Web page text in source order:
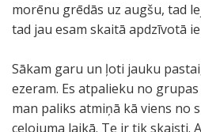
morēnu grēdās uz augšu, tad
tad jau esam skaitā apdzīvotā
Sākam garu un ļoti jauku
ezeram. Es atpalieku no
man paliks atmiņā kā viens no
ceļojuma laikā. Te ir tik skaisti.